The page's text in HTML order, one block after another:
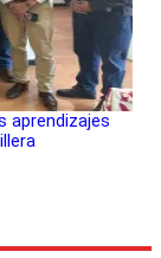
aprendizajes